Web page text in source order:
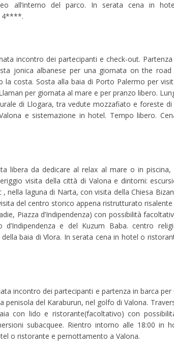
all’interno del parco. In serata cena in
4****.
incontro dei partecipanti e check-out.
jonica albanese per una giornata on the road
la costa. Sosta alla baia di Porto Palermo per
per giornata al mare e per pranzo libero.
di Llogara, tra vedute mozzafiato e foreste di
e sistemazione in hotel. Tempo libero.
libera da dedicare al relax al mare o in piscina,
visita della città di Valona e dintorni:
nella laguna di Narta, con visita della Chiesa
del centro storico appena ristrutturato
Piazza d’Indipendenza) con possibilità
e del Kuzum Baba. centro
baia di Vlora. In serata cena in hotel o
incontro dei partecipanti e partenza in barca per
penisola del Karaburun, nel golfo di Valona.
con lido e ristorante(facoltativo) con
subacquee. Rientro intorno alle 18:00 in
o ristorante e pernottamento a Valona.